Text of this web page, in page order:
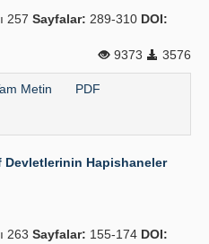
257 Sayfalar: 289-310 DOI:
9373
3576
Metin PDF
Devletlerinin Hapishaneler
263 Sayfalar: 155-174 DOI: